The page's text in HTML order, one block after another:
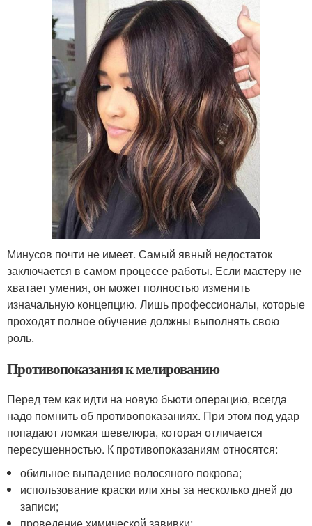
Минусов почти не имеет. Самый явный недостаток
заключается в самом процессе работы. Если мастеру не
хватает умения, он может полностью изменить
изначальную концепцию. Лишь профессионалы, которые
проходят полное обучение должны выполнять свою
роль.
Противопоказания к мелированию
Перед тем как идти на новую бьюти операцию, всегда
надо помнить об противопоказаниях. При этом под удар
попадают ломкая шевелюра, которая отличается
пересушенностью. К противопоказаниям относятся:
обильное выпадение волосяного покрова;
использование краски или хны за несколько дней до
записи;